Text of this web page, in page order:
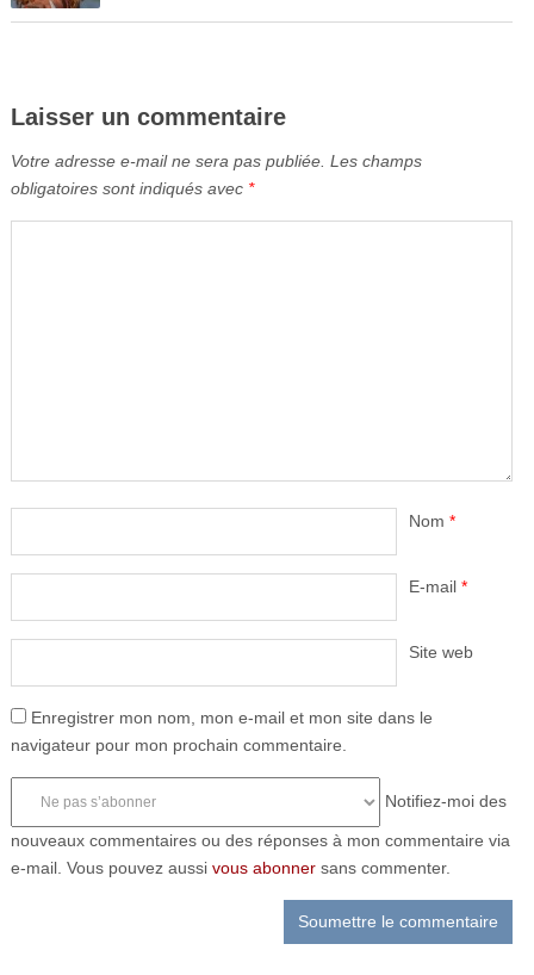
Laisser un commentaire
Votre adresse e-mail ne sera pas publiée. Les champs
obligatoires sont indiqués avec *
Nom *
E-mail *
Site web
Enregistrer mon nom, mon e-mail et mon site dans le
navigateur pour mon prochain commentaire.
Notifiez-moi des
nouveaux commentaires ou des réponses à mon commentaire via
e-mail. Vous pouvez aussi vous abonnersans commenter.